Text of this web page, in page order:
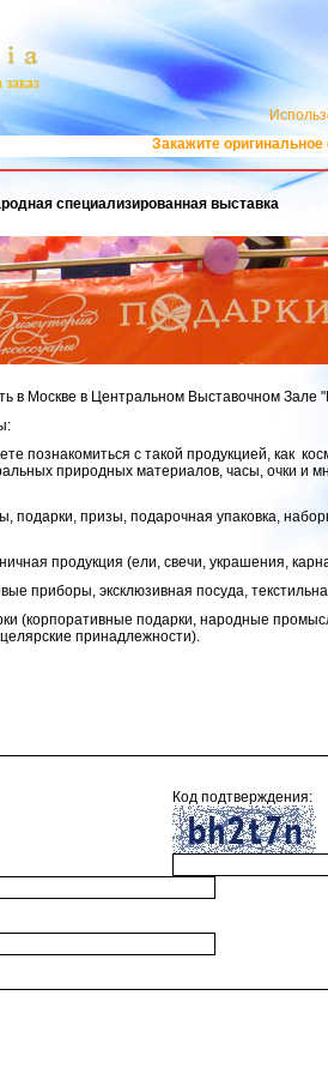
Закажите оригинальное
специализированная выставка
в Москве в Центральном Выставочном
познакомиться с такой продукцией, как
природных материалов, часы, очки и
подарки, призы, подарочная упаковка,
продукция (ели, свечи, украшения,
приборы, эксклюзивная посуда,
(корпоративные подарки, народные
принадлежности).
Код подтверждения: